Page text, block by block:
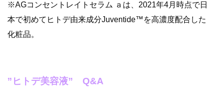
※AGコンセントレイトセラム ａは、2021年4月時点で日
本で初めてヒトデ由来成分Juventide™を高濃度配合した
化粧品。
”ヒトデ美容液” Q&A